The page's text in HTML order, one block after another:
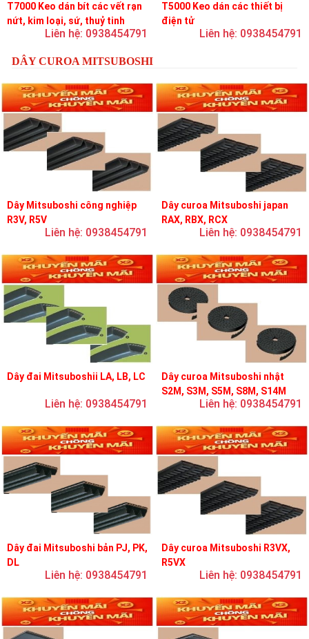
T7000 Keo dán bít các vết rạn
nứt, kim loại, sứ, thuỷ tinh
Liên hệ: 0938454791
T5000 Keo dán các thiết bị
điện tử
Liên hệ: 0938454791
DÂY CUROA MITSUBOSHI
Dây Mitsuboshi công nghiệp
R3V, R5V
Liên hệ: 0938454791
Dây curoa Mitsuboshi japan
RAX, RBX, RCX
Liên hệ: 0938454791
Dây đai Mitsuboshii LA, LB, LC
Liên hệ: 0938454791
Dây curoa Mitsuboshi nhật
S2M, S3M, S5M, S8M, S14M
Liên hệ: 0938454791
Dây đai Mitsuboshi bản PJ, PK,
DL
Liên hệ: 0938454791
Dây curoa Mitsuboshi R3VX,
R5VX
Liên hệ: 0938454791